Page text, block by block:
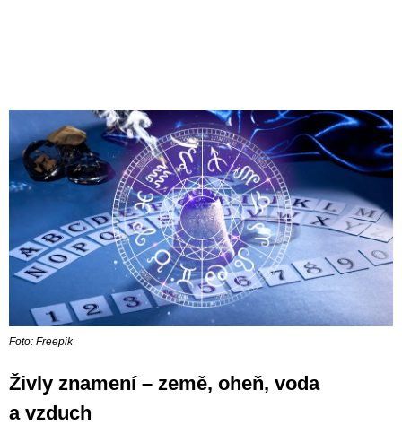
Foto: Freepik
Živly znamení – země, oheň, voda
a vzduch